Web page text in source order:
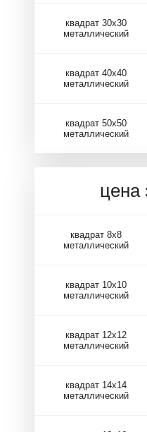
квадрат 30х30
металлический
квадрат 40х40
металлический
квадрат 50х50
металлический
цена
квадрат 8х8
металлический
квадрат 10х10
металлический
квадрат 12х12
металлический
квадрат 14х14
металлический